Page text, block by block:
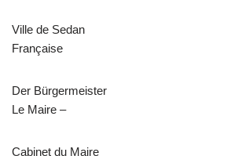
Ville de Sedan
Française
Der Bürgermeister
Le Maire –
Cabinet du Maire